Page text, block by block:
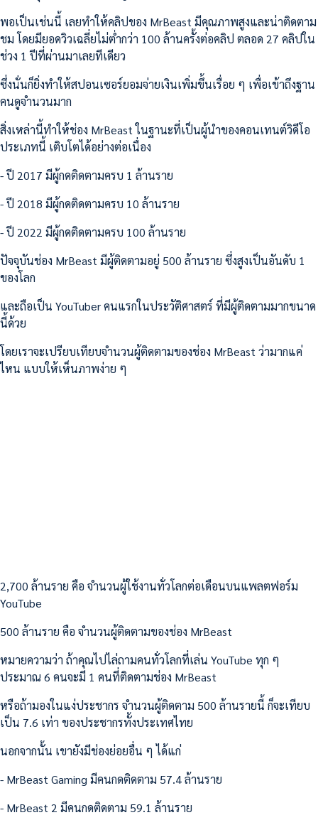
พอเป็นเช่นนี้ เลยทำให้คลิปของ MrBeast มีคุณภาพสูงและน่าติดตาม
ชม โดยมียอดวิวเฉลี่ยไม่ต่ำกว่า 100 ล้านครั้งต่อคลิป ตลอด 27 คลิปใน
ช่วง 1 ปีที่ผ่านมาเลยทีเดียว
ซึ่งนั่นก็ยิ่งทำให้สปอนเซอร์ยอมจ่ายเงินเพิ่มขึ้นเรื่อย ๆ เพื่อเข้าถึงฐาน
คนดูจำนวนมาก
สิ่งเหล่านี้ทำให้ช่อง MrBeast ในฐานะที่เป็นผู้นำของคอนเทนต์วิดีโอ
ประเภทนี้ เติบโตได้อย่างต่อเนื่อง
- ปี 2017 มีผู้กดติดตามครบ 1 ล้านราย
- ปี 2018 มีผู้กดติดตามครบ 10 ล้านราย
- ปี 2022 มีผู้กดติดตามครบ 100 ล้านราย
ปัจจุบันช่อง MrBeast มีผู้ติดตามอยู่ 500 ล้านราย ซึ่งสูงเป็นอันดับ 1
ของโลก
และถือเป็น YouTuber คนแรกในประวัติศาสตร์ ที่มีผู้ติดตามมากขนาด
นี้ด้วย
โดยเราจะเปรียบเทียบจำนวนผู้ติดตามของช่อง MrBeast ว่ามากแค่
ไหน แบบให้เห็นภาพง่าย ๆ
2,700 ล้านราย คือ จำนวนผู้ใช้งานทั่วโลกต่อเดือนบนแพลตฟอร์ม
YouTube
500 ล้านราย คือ จำนวนผู้ติดตามของช่อง MrBeast
หมายความว่า ถ้าคุณไปไล่ถามคนทั่วโลกที่เล่น YouTube ทุก ๆ
ประมาณ 6 คนจะมี 1 คนที่ติดตามช่อง MrBeast
หรือถ้ามองในแง่ประชากร จำนวนผู้ติดตาม 500 ล้านรายนี้ ก็จะเทียบ
เป็น 7.6 เท่า ของประชากรทั้งประเทศไทย
นอกจากนั้น เขายังมีช่องย่อยอื่น ๆ ได้แก่
- MrBeast Gaming มีคนกดติดตาม 57.4 ล้านราย
- MrBeast 2 มีคนกดติดตาม 59.1 ล้านราย